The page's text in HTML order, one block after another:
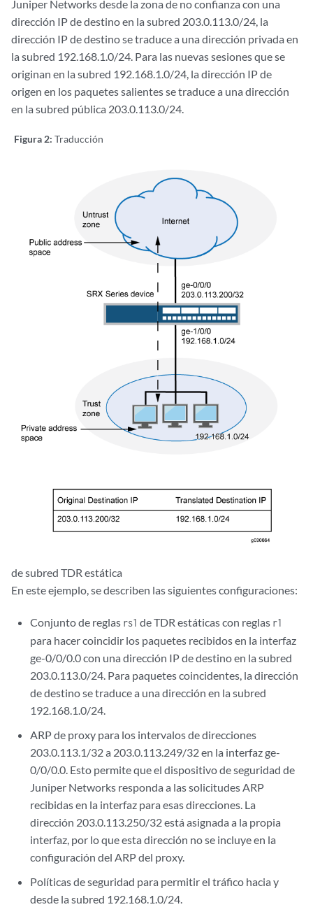
Juniper Networks desde la zona de no confianza con una
dirección IP de destino en la subred 203.0.113.0/24, la
dirección IP de destino se traduce a una dirección privada en
la subred 192.168.1.0/24. Para las nuevas sesiones que se
originan en la subred 192.168.1.0/24, la dirección IP de
origen en los paquetes salientes se traduce a una dirección
en la subred pública 203.0.113.0/24.
Figura 2: Traducción
de subred TDR estática
En este ejemplo, se describen las siguientes configuraciones:
Conjunto de reglas rs1 de TDR estáticas con reglas r1
para hacer coincidir los paquetes recibidos en la interfaz
ge-0/0/0.0 con una dirección IP de destino en la subred
203.0.113.0/24. Para paquetes coincidentes, la dirección
de destino se traduce a una dirección en la subred
192.168.1.0/24.
ARP de proxy para los intervalos de direcciones
203.0.113.1/32 a 203.0.113.249/32 en la interfaz ge-
0/0/0.0. Esto permite que el dispositivo de seguridad de
Juniper Networks responda a las solicitudes ARP
recibidas en la interfaz para esas direcciones. La
dirección 203.0.113.250/32 está asignada a la propia
interfaz, por lo que esta dirección no se incluye en la
configuración del ARP del proxy.
Políticas de seguridad para permitir el tráfico hacia y
desde la subred 192.168.1.0/24.